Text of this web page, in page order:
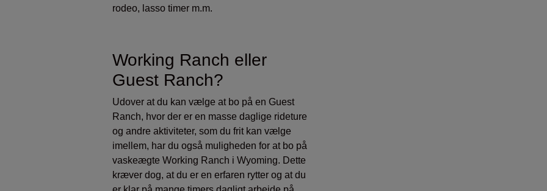
rodeo, lasso timer m.m.
Working Ranch eller
Guest Ranch?
Udover at du kan vælge at bo på en Guest
Ranch, hvor der er en masse daglige rideture
og andre aktiviteter, som du frit kan vælge
imellem, har du også muligheden for at bo på
vaskeægte Working Ranch i Wyoming. Dette
kræver dog, at du er en erfaren rytter og at du